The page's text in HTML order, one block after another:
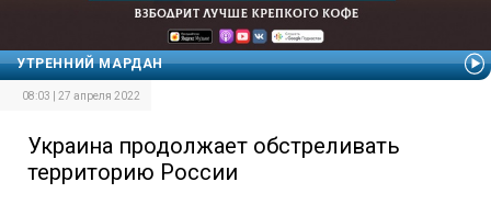
УТРЕННИЙ МАРДАН
08:03 | 27 апреля 2022
Украина продолжает обстреливать
территорию России